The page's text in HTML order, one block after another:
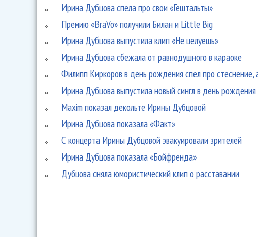
Ирина Дубцова спела про свои «Гештальты»
Премию «BraVo» получили Билан и Little Big
Ирина Дубцова выпустила клип «Не целуешь»
Ирина Дубцова сбежала от равнодушного в караоке
Филипп Киркоров в день рождения спел про стеснение,
Ирина Дубцова выпустила новый сингл в день рождения
Maxim показал декольте Ирины Дубцовой
Ирина Дубцова показала «Факт»
С концерта Ирины Дубцовой эвакуировали зрителей
Ирина Дубцова показала «Бойфренда»
Дубцова сняла юмористический клип о расставании